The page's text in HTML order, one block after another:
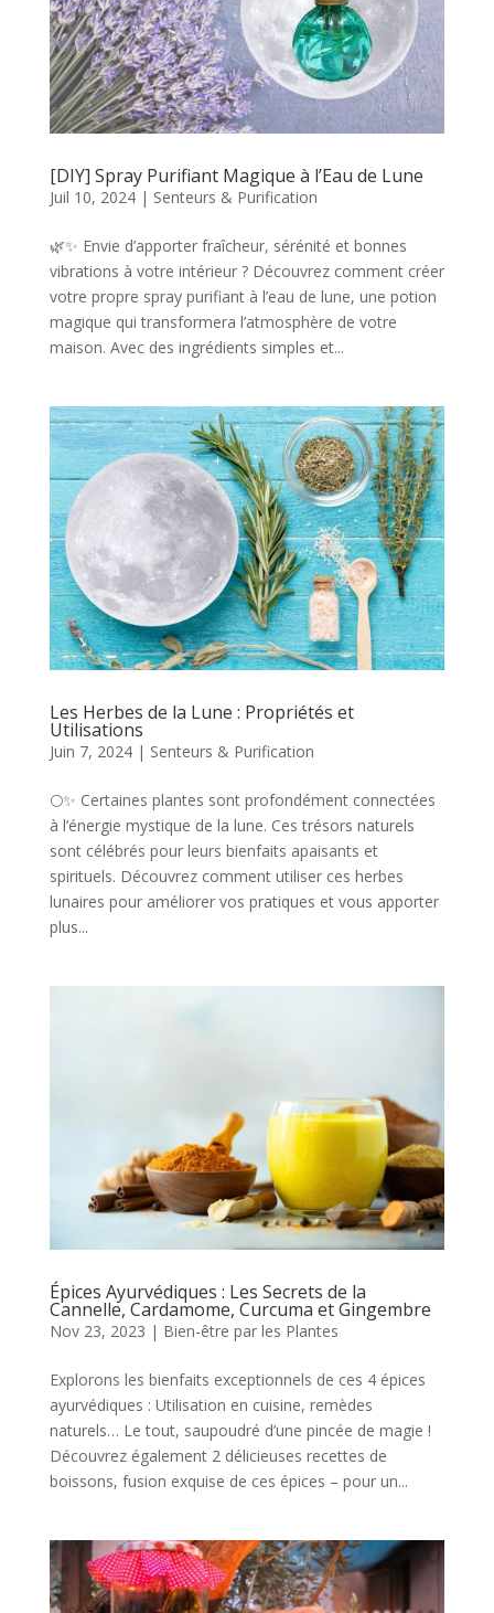
[DIY] Spray Purifiant Magique à l’Eau de Lune
Juil 10, 2024| Senteurs & Purification
🌿✨ Envie d’apporter fraîcheur, sérénité et bonnes
vibrations à votre intérieur ? Découvrez comment créer
votre propre spray purifiant à l’eau de lune, une potion
magique qui transformera l’atmosphère de votre
maison. Avec des ingrédients simples et...
Les Herbes de la Lune : Propriétés et
Utilisations
Juin 7, 2024| Senteurs & Purification
🌕✨ Certaines plantes sont profondément connectées
à l’énergie mystique de la lune. Ces trésors naturels
sont célébrés pour leurs bienfaits apaisants et
spirituels. Découvrez comment utiliser ces herbes
lunaires pour améliorer vos pratiques et vous apporter
plus...
Épices Ayurvédiques : Les Secrets de la
Cannelle, Cardamome, Curcuma et Gingembre
Nov 23, 2023 | Bien-être par les Plantes
Explorons les bienfaits exceptionnels de ces 4 épices
ayurvédiques : Utilisation en cuisine, remèdes
naturels… Le tout, saupoudré d’une pincée de magie !
Découvrez également 2 délicieuses recettes de
boissons, fusion exquise de ces épices – pour un...